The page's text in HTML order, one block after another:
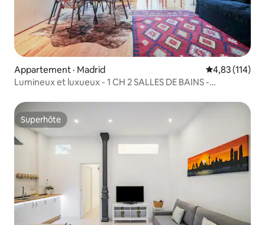
Appartement · Madrid Note
4,83 (114)
Lumineux et luxueux - 1 CH 2 SALLES DE BAINS -
Superhôte
Superhôte